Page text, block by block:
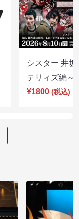
シスター 井
テリィズ編
¥1800 (税込)